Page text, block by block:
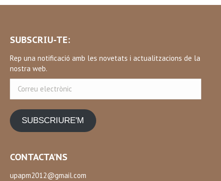
SUBSCRIU-TE:
Rep una notificació amb les novetats i actualitzacions de la
nostra web.
electrònic
SUBSCRIURE'M
CONTACTA’NS
upapm2012@gmail.com